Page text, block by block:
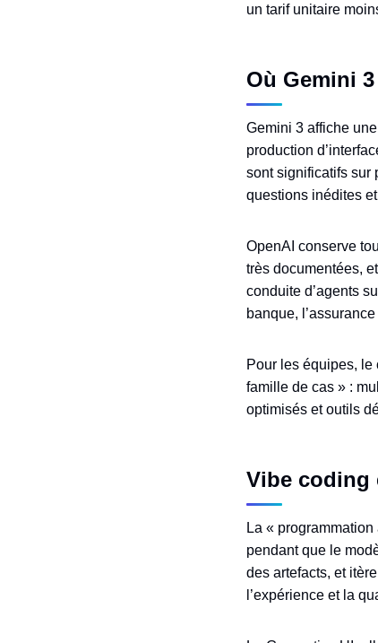
un tarif unitaire
Où Gemini
Gemini 3 affiche
production
sont significatifs sur
questions inédites
OpenAI conserve
très documentées,
conduite d’agents
banque,
Pour les équipes,
famille de cas » :
optimisés et outils
Vibe coding
La «
pendant que le
des artefacts, et
l’expérience et la